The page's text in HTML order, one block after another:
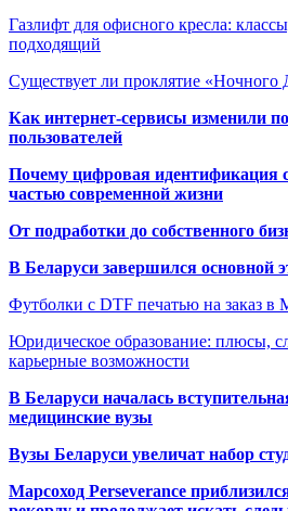
Газлифт для офисного кресла:
подходящий
Существует ли проклятие «Ночного
Как интернет-сервисы изменили
пользователей
Почему цифровая идентификация
частью современной жизни
От подработки до собственного
В Беларуси завершился основной
Футболки с DTF печатью на заказ в
Юридическое образование: плюсы,
карьерные возможности
В Беларуси началась
медицинские вузы
Вузы Беларуси увеличат набор
Марсоход Perseverance